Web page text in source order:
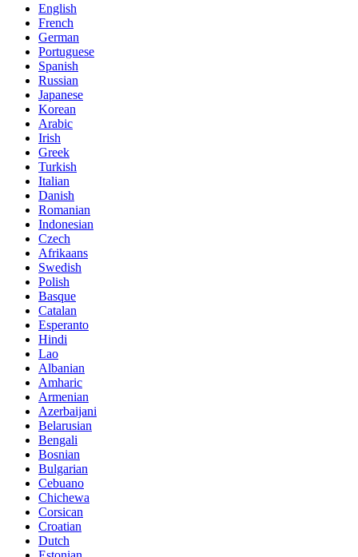
English
French
German
Portuguese
Spanish
Russian
Japanese
Korean
Arabic
Irish
Greek
Turkish
Italian
Danish
Romanian
Indonesian
Czech
Afrikaans
Swedish
Polish
Basque
Catalan
Esperanto
Hindi
Lao
Albanian
Amharic
Armenian
Azerbaijani
Belarusian
Bengali
Bosnian
Bulgarian
Cebuano
Chichewa
Corsican
Croatian
Dutch